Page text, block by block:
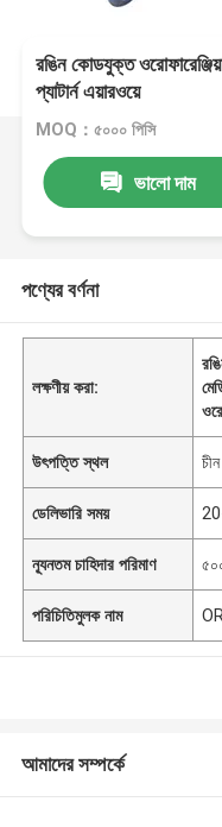
রঙিন কোডযুক্ত
প্যাটার্ন এয়ারওয়ে
MOQ：৫০০০ পিসি
ভালো দাম
পণ্যের বর্ণনা
লক্ষণীয় করা:
উৎপত্তি স্থল চীন
ডেলিভারি সময়
ন্যূনতম চাহিদার পরিমাণ
পরিচিতিমুলক নাম
আমাদের সম্পর্কে